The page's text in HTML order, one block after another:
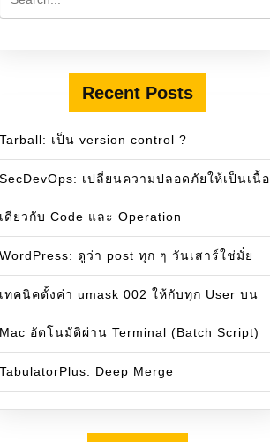
Recent Posts
Tarball: เป็น version control ?
SecDevOps: เปลี่ยนความปลอดภัยให้เป็นเนื้อ
เดียวกับ Code และ Operation
WordPress: ดูว่า post ทุก ๆ วันเสาร์ใช่มั๋ย
เทคนิคตั้งค่า umask 002 ให้กับทุก User บน
Mac อัตโนมัติผ่าน Terminal (Batch Script)
TabulatorPlus: Deep Merge